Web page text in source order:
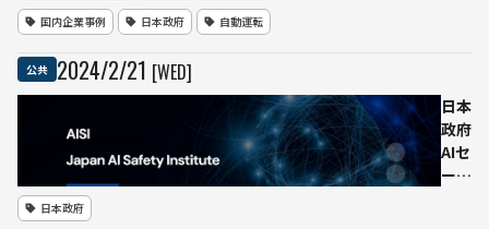
イン
テッ
クと
県珠
洲市
で能
登半
島地
国内企業事例 日本政府 自動運転
公共 2024/2/21 [WED]
日本
政府
AIセ
ーフ
日本政府